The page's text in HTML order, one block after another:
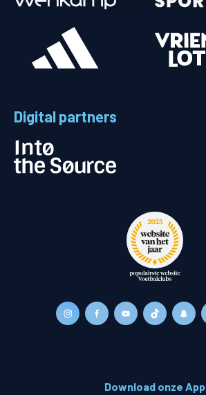
Digital partners
Download onze App